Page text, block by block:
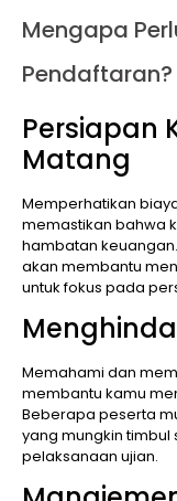
Mengapa
Pendaftaran?
Persiapan
Matang
Memperhatikan
memastikan bahwa
hambatan
akan membantu
untuk fokus pada
Memahami dan
membantu kamu
Beberapa peserta
yang mungkin
pelaksanaan ujian.